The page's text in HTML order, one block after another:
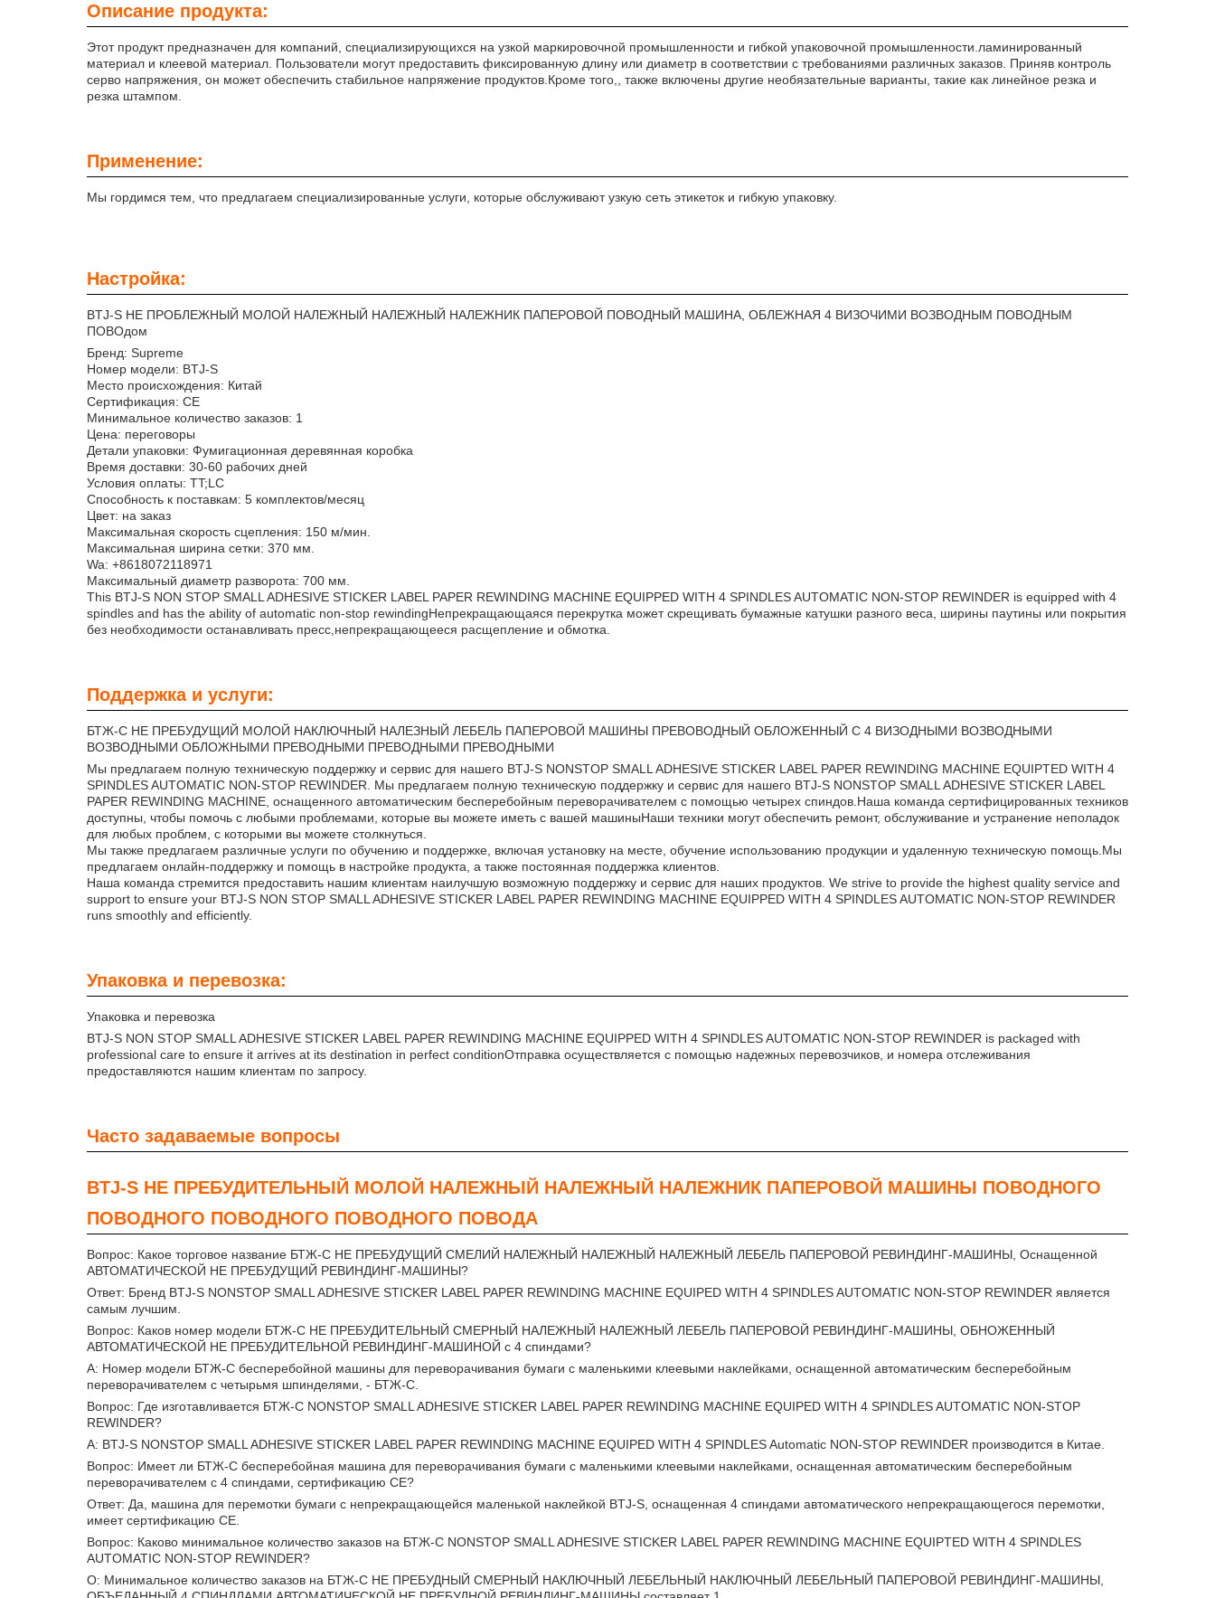
Описание продукта:
Этот продукт предназначен для компаний, специализирующихся на узкой маркировочной промышленности и гибкой упаковочной промышленности.ламинированный
материал и клеевой материал. Пользователи могут предоставить фиксированную длину или диаметр в соответствии с требованиями различных заказов. Приняв контроль
серво напряжения, он может обеспечить стабильное напряжение продуктов.Кроме того,, также включены другие необязательные варианты, такие как линейное резка и
резка штампом.
Применение:
Мы гордимся тем, что предлагаем специализированные услуги, которые обслуживают узкую сеть этикеток и гибкую упаковку.
Настройка:
BTJ-S НЕ ПРОБЛЕЖНЫЙ МОЛОЙ НАЛЕЖНЫЙ НАЛЕЖНЫЙ НАЛЕЖНИК ПАПЕРОВОЙ ПОВОДНЫЙ МАШИНА, ОБЛЕЖНАЯ 4 ВИЗОЧИМИ ВОЗВОДНЫМ ПОВОДНЫМ
ПОВОдом
Бренд: Supreme
Номер модели: BTJ-S
Место происхождения: Китай
Сертификация: CE
Минимальное количество заказов: 1
Цена: переговоры
Детали упаковки: Фумигационная деревянная коробка
Время доставки: 30-60 рабочих дней
Условия оплаты: TT;LC
Способность к поставкам: 5 комплектов/месяц
Цвет: на заказ
Максимальная скорость сцепления: 150 м/мин.
Максимальная ширина сетки: 370 мм.
Wa: +8618072118971
Максимальный диаметр разворота: 700 мм.
This BTJ-S NON STOP SMALL ADHESIVE STICKER LABEL PAPER REWINDING MACHINE EQUIPPED WITH 4 SPINDLES AUTOMATIC NON-STOP REWINDER is equipped with 4
spindles and has the ability of automatic non-stop rewindingНепрекращающаяся перекрутка может скрещивать бумажные катушки разного веса, ширины паутины или покрытия
без необходимости останавливать пресс,непрекращающееся расщепление и обмотка.
Поддержка и услуги:
БТЖ-С НЕ ПРЕБУДУЩИЙ МОЛОЙ НАКЛЮЧНЫЙ НАЛЕЗНЫЙ ЛЕБЕЛЬ ПАПЕРОВОЙ МАШИНЫ ПРЕВОВОДНЫЙ ОБЛОЖЕННЫЙ С 4 ВИЗОДНЫМИ ВОЗВОДНЫМИ
ВОЗВОДНЫМИ ОБЛОЖНЫМИ ПРЕВОДНЫМИ ПРЕВОДНЫМИ ПРЕВОДНЫМИ
Мы предлагаем полную техническую поддержку и сервис для нашего BTJ-S NONSTOP SMALL ADHESIVE STICKER LABEL PAPER REWINDING MACHINE EQUIPTED WITH 4
SPINDLES AUTOMATIC NON-STOP REWINDER. Мы предлагаем полную техническую поддержку и сервис для нашего BTJ-S NONSTOP SMALL ADHESIVE STICKER LABEL
PAPER REWINDING MACHINE, оснащенного автоматическим бесперебойным переворачивателем с помощью четырех спиндов.Наша команда сертифицированных техников
доступны, чтобы помочь с любыми проблемами, которые вы можете иметь с вашей машиныНаши техники могут обеспечить ремонт, обслуживание и устранение неполадок
для любых проблем, с которыми вы можете столкнуться.
Мы также предлагаем различные услуги по обучению и поддержке, включая установку на месте, обучение использованию продукции и удаленную техническую помощь.Мы
предлагаем онлайн-поддержку и помощь в настройке продукта, а также постоянная поддержка клиентов.
Наша команда стремится предоставить нашим клиентам наилучшую возможную поддержку и сервис для наших продуктов. We strive to provide the highest quality service and
support to ensure your BTJ-S NON STOP SMALL ADHESIVE STICKER LABEL PAPER REWINDING MACHINE EQUIPPED WITH 4 SPINDLES AUTOMATIC NON-STOP REWINDER
runs smoothly and efficiently.
Упаковка и перевозка:
Упаковка и перевозка
BTJ-S NON STOP SMALL ADHESIVE STICKER LABEL PAPER REWINDING MACHINE EQUIPPED WITH 4 SPINDLES AUTOMATIC NON-STOP REWINDER is packaged with
professional care to ensure it arrives at its destination in perfect conditionОтправка осуществляется с помощью надежных перевозчиков, и номера отслеживания
предоставляются нашим клиентам по запросу.
Часто задаваемые вопросы
BTJ-S НЕ ПРЕБУДИТЕЛЬНЫЙ МОЛОЙ НАЛЕЖНЫЙ НАЛЕЖНЫЙ НАЛЕЖНИК ПАПЕРОВОЙ МАШИНЫ ПОВОДНОГО
ПОВОДНОГО ПОВОДНОГО ПОВОДНОГО ПОВОДА
Вопрос: Какое торговое название БТЖ-С НЕ ПРЕБУДУЩИЙ СМЕЛИЙ НАЛЕЖНЫЙ НАЛЕЖНЫЙ НАЛЕЖНЫЙ ЛЕБЕЛЬ ПАПЕРОВОЙ РЕВИНДИНГ-МАШИНЫ, Оснащенной
АВТОМАТИЧЕСКОЙ НЕ ПРЕБУДУЩИЙ РЕВИНДИНГ-МАШИНЫ?
Ответ: Бренд BTJ-S NONSTOP SMALL ADHESIVE STICKER LABEL PAPER REWINDING MACHINE EQUIPED WITH 4 SPINDLES AUTOMATIC NON-STOP REWINDER является
самым лучшим.
Вопрос: Каков номер модели БТЖ-С НЕ ПРЕБУДИТЕЛЬНЫЙ СМЕРНЫЙ НАЛЕЖНЫЙ НАЛЕЖНЫЙ ЛЕБЕЛЬ ПАПЕРОВОЙ РЕВИНДИНГ-МАШИНЫ, ОБНОЖЕННЫЙ
АВТОМАТИЧЕСКОЙ НЕ ПРЕБУДИТЕЛЬНОЙ РЕВИНДИНГ-МАШИНОЙ с 4 спиндами?
A: Номер модели БТЖ-С бесперебойной машины для переворачивания бумаги с маленькими клеевыми наклейками, оснащенной автоматическим бесперебойным
переворачивателем с четырьмя шпинделями, - БТЖ-С.
Вопрос: Где изготавливается БТЖ-С NONSTOP SMALL ADHESIVE STICKER LABEL PAPER REWINDING MACHINE EQUIPED WITH 4 SPINDLES AUTOMATIC NON-STOP
REWINDER?
A: BTJ-S NONSTOP SMALL ADHESIVE STICKER LABEL PAPER REWINDING MACHINE EQUIPED WITH 4 SPINDLES Automatic NON-STOP REWINDER производится в Китае.
Вопрос: Имеет ли БТЖ-С бесперебойная машина для переворачивания бумаги с маленькими клеевыми наклейками, оснащенная автоматическим бесперебойным
переворачивателем с 4 спиндами, сертификацию CE?
Ответ: Да, машина для перемотки бумаги с непрекращающейся маленькой наклейкой BTJ-S, оснащенная 4 спиндами автоматического непрекращающегося перемотки,
имеет сертификацию CE.
Вопрос: Каково минимальное количество заказов на БТЖ-С NONSTOP SMALL ADHESIVE STICKER LABEL PAPER REWINDING MACHINE EQUIPTED WITH 4 SPINDLES
AUTOMATIC NON-STOP REWINDER?
О: Минимальное количество заказов на БТЖ-С НЕ ПРЕБУДНЫЙ СМЕРНЫЙ НАКЛЮЧНЫЙ ЛЕБЕЛЬНЫЙ НАКЛЮЧНЫЙ ЛЕБЕЛЬНЫЙ ПАПЕРОВОЙ РЕВИНДИНГ-МАШИНЫ,